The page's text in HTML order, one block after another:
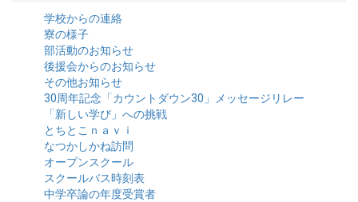
学校からの連絡
寮の様子
部活動のお知らせ
後援会からのお知らせ
その他お知らせ
30周年記念「カウントダウン30」メッセージリレー
「新しい学び」への挑戦
とちとこｎａｖｉ
なつかしかね訪問
オープンスクール
スクールバス時刻表
中学卒論の年度受賞者